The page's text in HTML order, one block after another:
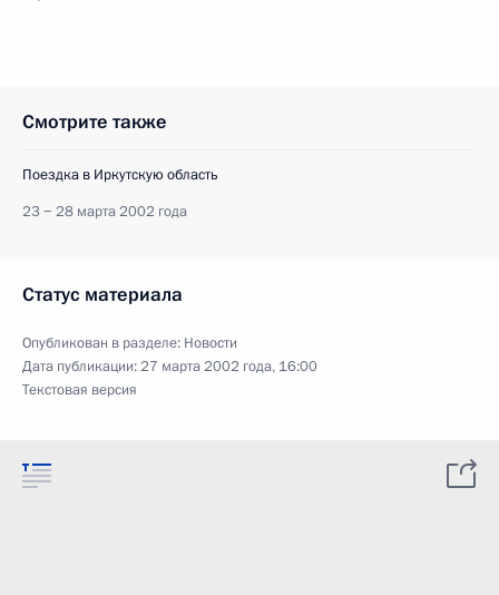
Смотрите также
Поездка в Иркутскую область
23 − 28 марта 2002 года
Статус материала
Опубликован в разделе: Новости
Дата публикации:27 марта 2002 года, 16:00
Текстовая версия